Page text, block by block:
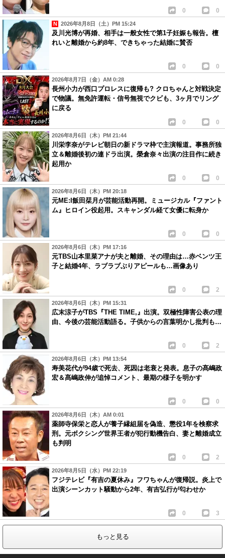
0 0
2026年8月8日（土）PM 15:24
及川光博が再婚、相手は一般女性で第1子妊娠も報告。檀
れいと離婚から約8年、できちゃった結婚に賛否
0 0
2026年8月7日（金）AM 0:28
長州小力が西口プロレスに復帰も? クロちゃんと対戦決定
で物議。無免許運転・信号無視でクビも、3ヶ月でリング
に戻る
0 0
2026年8月6日（木）PM 21:44
川栄李奈がテレビ朝日の新ドラマ枠で主演報道。事務所独
立＆離婚後初の連ドラ出演。榮倉奈々出演の注目作に続き
起用か
0 0
2026年8月6日（木）PM 20:18
元ME:I飯田栞月が芸能活動再開。ミュージカル『ファント
ム』ヒロイン役起用。スキャンダル経て女優に転身か
0 0
2026年8月6日（木）PM 17:16
元TBS山本里菜アナが夫と離婚、その理由は…赤ベンツ王
子と結婚4年、ラブラブぶりアピールも…画像あり
0 2
2026年8月6日（木）PM 15:31
広末涼子がTBS『THE TIME,』出演。双極性障害公表の理
由、今後の芸能活動語る。子供からの言葉明かし批判も…
0 2
2026年8月6日（木）PM 13:54
寿美花代が94歳で死去、死因は老衰と発表。息子の髙嶋政
宏＆髙嶋政伸が追悼コメント、最期の様子を明かす
0 0
2026年8月6日（木）AM 0:01
薬師寺保栄と恋人が養子縁組届を偽造、懲役1年を検察求
刑。元ボクシング世界王者が犯行動機告白、妻と離婚成立
も判明
0 2
2026年8月5日（水）PM 22:19
フジテレビ『有吉の夏休み』フワちゃんが復帰説。炎上で
出演シーンカット騒動から2年、有吉弘行が匂わせか
0 3
もっと見る